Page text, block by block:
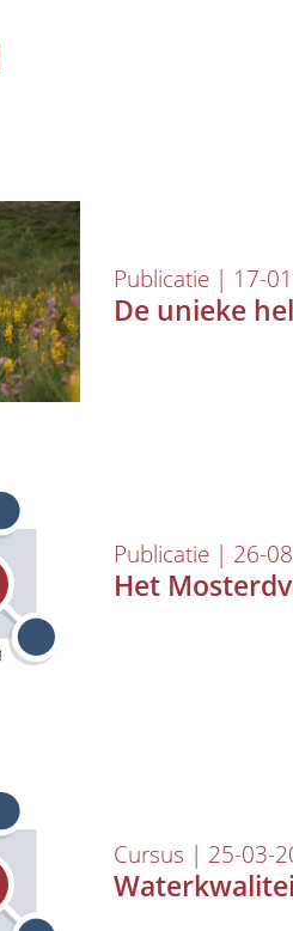
Publicatie | 17-
De unieke
Publicatie | 26-
Het
Cursus | 25-03-